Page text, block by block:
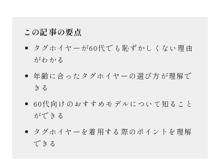
この記事の要点
タグホイヤーが60代でも恥ずかしくない理由
がわかる
年齢に合ったタグホイヤーの選び方が理解で
きる
60代向けのおすすめモデルについて知ること
ができる
タグホイヤーを着用する際のポイントを理解
できる